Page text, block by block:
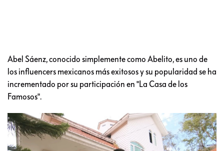
Abel Sáenz, conocido simplemente como Abelito, es uno de
los influencers mexicanos más exitosos y su popularidad se ha
incrementado por su participación en "La Casa de los
Famosos".